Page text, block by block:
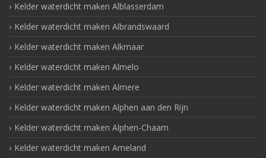
Kelder waterdicht maken Alblasserdam
Kelder waterdicht maken Albrandswaard
Kelder waterdicht maken Alkmaar
Kelder waterdicht maken Almelo
Kelder waterdicht maken Almere
Kelder waterdicht maken Alphen aan den Rijn
Kelder waterdicht maken Alphen-Chaam
Kelder waterdicht maken Ameland